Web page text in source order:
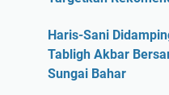
Haris-Sani
Tabligh Akbar
Sungai Bahar